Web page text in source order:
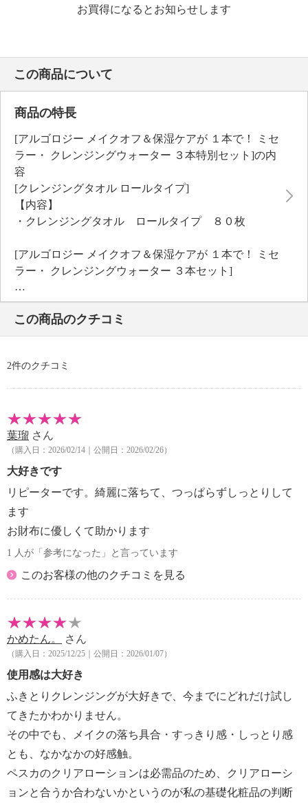
お買得になるとお知らせします
この商品について
商品の特長
[アルゴロジー メイクオフ＆保湿ケアが １本で！ ミセ
ラー・ クレンジングウォーター ３本特別セット]の内
容
[クレンジングタオル ロールタイプ]
【内容】
・クレンジングタオル ロールタイプ ８０枚
[アルゴロジー メイクオフ＆保湿ケアが １本で！ ミセ
ラー・ クレンジングウォーター ３本セット]
【商品構成】
・ＡＬＧ クレンジングウォーター ２００ｍｌ×３
[アルゴロジー メイクオフ＆保湿ケアが １本で！ ミセ
品説明
「アルゴロジー メイクオフ＆保湿ケアが １本で！ ミ
のご紹介です。
[クレンジングタオル ロールタイプ]の商品説明
美肌のための新習慣！ 毎日使うタオルの代わりに、
使いきりタイプで衛生的なクレンジングタオル。
肌への摩擦を減らせるよう、タオル表面にエンボス加
工をほどこし、吸水性が高く水滴をしっかりキャッチ
しながら、ゴワつかず優しい肌触りでをふき取りま
す。
ロールタイプで好きな長さに切って使えます。
化粧水を浸してマスクパック、マニュキュア落とし、
手洗い、汗拭き、さらに災害時まで幅広く活用。
Ｓ字フックやタオル掛けにつり下げれば洗面台もスッ
キリ、洗顔後の拭き取りのあとはそのまま洗面台もお
掃除できて便利です。
素材にもこだわり、レーヨン１００％で吸水性に優
れ、柔らかくなめらかな肌触り、さらりとした心地よ
い使い心地です。
蛍光剤不使用。
【保証（有無）、保証期間】
・なし
・中国製
この商品のクチコミ
2件のクチコミ
葉瑠 さん
（購入日：2026/02/14｜公開日：2026/02/26）
大好きです
リピーターです。綺麗に落ちて、つっぱらずしっとりして
ます
お財布に優しくて助かります
1 人が「参考になった」と言っています
このお客様の他のクチコミを見る
かめたん。 さん
（購入日：2025/12/25｜公開日：2026/01/07）
使用感は大好き
ふきとりクレンジングが大好きで、今までにどれだけ試し
てきたかわかりません。
その中でも、メイクの落ち具合・すっきり感・しっとり感
とも、なかなかの好感触。
ペスカのクリアローションは必需品のため、クリアローシ
ョンと合うか合わないかというのが私の基礎化粧品の判断